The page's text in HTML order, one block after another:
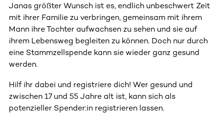
Janas größter Wunsch ist es, endlich unbeschwert Zeit
mit ihrer Familie zu verbringen, gemeinsam mit ihrem
Mann ihre Tochter aufwachsen zu sehen und sie auf
ihrem Lebensweg begleiten zu können. Doch nur durch
eine Stammzellspende kann sie wieder ganz gesund
werden.
Hilf ihr dabei und registriere dich! Wer gesund und
zwischen 17 und 55 Jahre alt ist, kann sich als
potenzieller Spender:in registrieren lassen.